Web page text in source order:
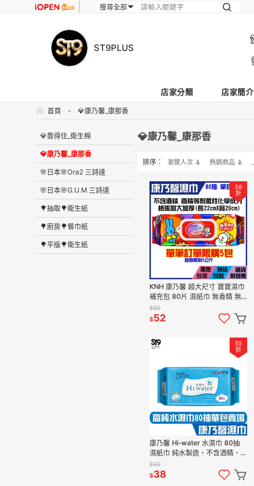
ST9PLUS
店家分類 店家簡介
首頁 - 💎康乃馨_康那香
💎靠得住_衛生棉
💎康乃馨_康那香
🌸日本🌸Ora2 三詩達
🌸日本🌸G.U.M 三詩達
🌳抽取🌳衛生紙
🌳廚房🌳餐巾紙
🌳平版🌳衛生紙
💎康乃馨_康那香
排序： 瀏覽人次 熱銷商品
58
折
KNH 康乃馨 超大尺寸 寶寶濕巾
補充包 80片 濕紙巾 無香精 無
酒精 外出 攜帶 清潔
$89
$52
55
折
康乃馨 Hi-water 水濕巾 80抽
濕紙巾 純水製造，不含酒精、人
工香料、螢光劑等刺激性成分
ST9
$69
$38